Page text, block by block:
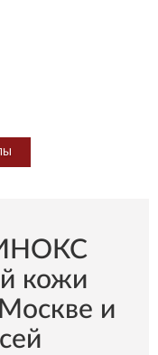
кожи
и